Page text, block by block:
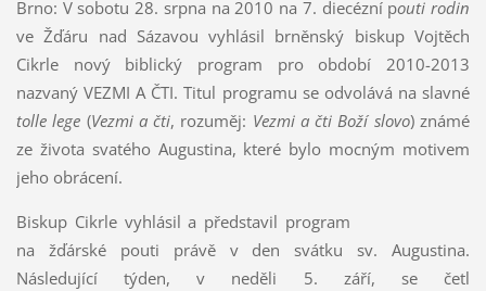
Brno: V sobotu 28. srpna na 2010 na 7. diecézní pouti rodin
ve Žďáru nad Sázavou vyhlásil brněnský biskup Vojtěch
Cikrle nový biblický program pro období 2010-2013
nazvaný VEZMI A ČTI. Titul programu se odvolává na slavné
tolle lege (Vezmi a čti, rozuměj: Vezmi a čti Boží slovo) známé
ze života svatého Augustina, které bylo mocným motivem
jeho obrácení.
Biskup Cikrle vyhlásil a představil program
na žďárské pouti právě v den svátku sv. Augustina.
Následující týden, v neděli 5. září, se četl